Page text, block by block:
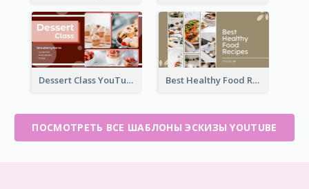
Dessert Class YouTube Thumbnail Best Healthy Food Recipes YouTube Thumbnail
ПОСМОТРЕТЬ ВСЕ ШАБЛОНЫ ЭСКИЗЫ YOUTUBE